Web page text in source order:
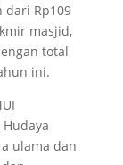
dari Rp109
masjid,
total
ini.
ulama dan